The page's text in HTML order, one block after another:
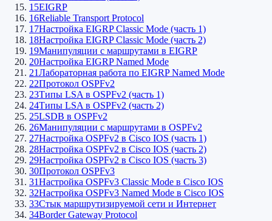
15EIGRP
16Reliable Transport Protocol
17Настройка EIGRP Classic Mode (часть 1)
18Настройка EIGRP Classic Mode (часть 2)
19Манипуляции с маршрутами в EIGRP
20Настройка EIGRP Named Mode
21Лабораторная работа по EIGRP Named Mode
22Протокол OSPFv2
23Типы LSA в OSPFv2 (часть 1)
24Типы LSA в OSPFv2 (часть 2)
25LSDB в OSPFv2
26Манипуляции с маршрутами в OSPFv2
27Настройка OSPFv2 в Cisco IOS (часть 1)
28Настройка OSPFv2 в Cisco IOS (часть 2)
29Настройка OSPFv2 в Cisco IOS (часть 3)
30Протокол OSPFv3
31Настройка OSPFv3 Classic Mode в Cisco IOS
32Настройка OSPFv3 Named Mode в Cisco IOS
33Стык маршрутизируемой сети и Интернет
34Border Gateway Protocol